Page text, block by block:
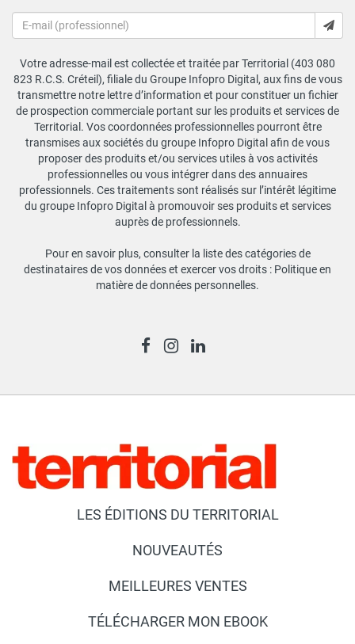
Votre adresse-mail est collectée et traitée par Territorial (403 080
823 R.C.S. Créteil), filiale du Groupe Infopro Digital, aux fins de vous
transmettre notre lettre d’information et pour constituer un fichier
de prospection commerciale portant sur les produits et services de
Territorial. Vos coordonnées professionnelles pourront être
transmises aux sociétés du groupe Infopro Digital afin de vous
proposer des produits et/ou services utiles à vos activités
professionnelles ou vous intégrer dans des annuaires
professionnels. Ces traitements sont réalisés sur l’intérêt légitime
du groupe Infopro Digital à promouvoir ses produits et services
auprès de professionnels.
Pour en savoir plus, consulter la liste des catégories de
destinataires de vos données et exercer vos droits : Politique en
matière de données personnelles.
LES ÉDITIONS DU TERRITORIAL
NOUVEAUTÉS
MEILLEURES VENTES
TÉLÉCHARGER MON EBOOK